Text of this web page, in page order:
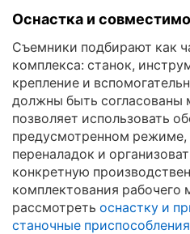
Оснастка и
Съемники подбирают как
комплекса: станок,
крепление и
должны быть согласованы
позволяет использовать
предусмотренном
переналадок и
конкретную
комплектования
рассмотретьоснастку и
станочные приспособления